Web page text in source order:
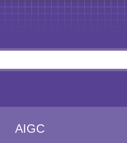
AIGC